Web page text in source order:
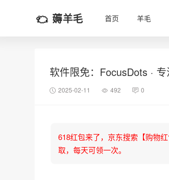
薅羊毛 首页 羊毛
软件限免：FocusDots ·
2025-02-11 492 0
618红包来了，京东搜索【购物
取，每天可领一次。